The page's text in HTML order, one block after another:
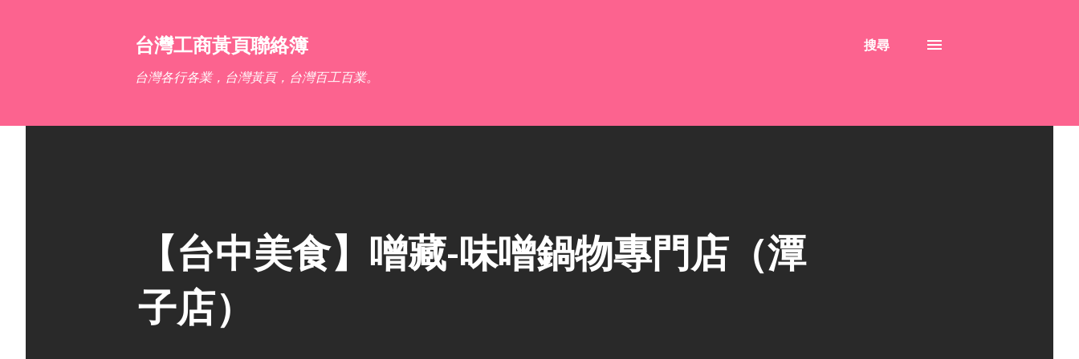
台灣工商黃頁聯絡簿
台灣各行各業，台灣黃頁，台灣百工百業。
搜尋
【台中美食】噌藏-味噌鍋物專門店（潭
子店）